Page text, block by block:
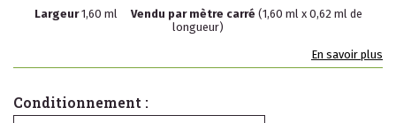
Largeur1,60 ml Vendu par mètre carré (1,60 ml x 0,62 ml de
longueur)
En savoir plus
Conditionnement :